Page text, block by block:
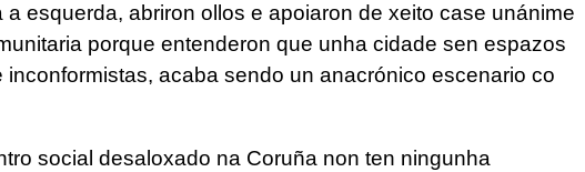
esquerda, abriron ollos e apoiaron de xeito case unánime
porque entenderon que unha cidade sen espazos
inconformistas, acaba sendo un anacrónico escenario co
social desaloxado na Coruña non ten ningunha